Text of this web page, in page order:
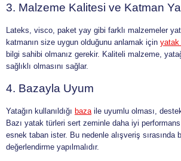
3. Malzeme Kalitesi ve Katman
Lateks, visco, paket yay gibi farklı malzemeler
katmanın size uygun olduğunu anlamak için yatak
bilgi sahibi olmanız gerekir. Kaliteli malzeme,
sağlıklı olmasını sağlar.
4. Bazayla Uyum
Yatağın kullanıldığı bazaile uyumlu olması,
Bazı yatak türleri sert zeminle daha iyi performans
esnek taban ister. Bu nedenle alışveriş sırasında
değerlendirme yapılmalıdır.